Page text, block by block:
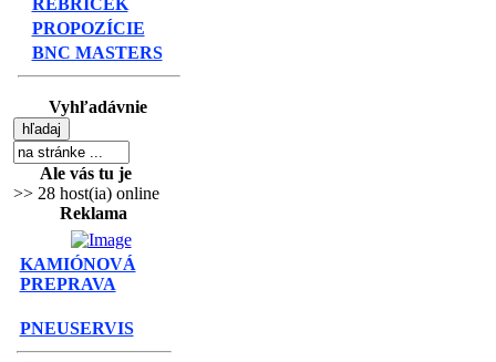
REBRÍČEK
PROPOZÍCIE
BNC MASTERS
Vyhľadávnie
Ale vás tu je
>> 28 host(ia) online
Reklama
KAMIÓNOVÁ
PREPRAVA
PNEUSERVIS